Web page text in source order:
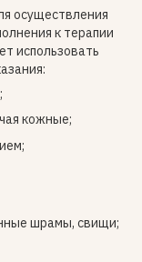
осуществления
к терапии
использовать
кожные;
шрамы, свищи;